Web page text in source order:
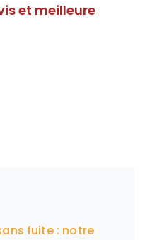
et meilleure
fuite : notre